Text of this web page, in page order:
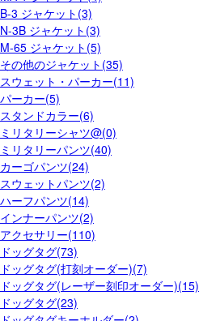
B-3 ジャケット(3)
N-3B ジャケット(3)
M-65 ジャケット(5)
その他のジャケット(35)
スウェット・パーカー(11)
パーカー(5)
スタンドカラー(6)
ミリタリーシャツ@(0)
ミリタリーパンツ(40)
カーゴパンツ(24)
スウェットパンツ(2)
ハーフパンツ(14)
インナーパンツ(2)
アクセサリー(110)
ドッグタグ(73)
ドッグタグ(打刻オーダー)(7)
ドッグタグ(レーザー刻印オーダー)(15)
ドッグタグ(23)